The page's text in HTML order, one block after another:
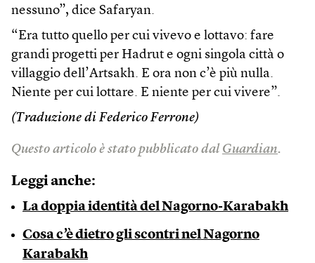
nessuno”, dice Safaryan.
“Era tutto quello per cui vivevo e lottavo: fare
grandi progetti per Hadrut e ogni singola città o
villaggio dell’Artsakh. E ora non c’è più nulla.
Niente per cui lottare. E niente per cui vivere”.
(Traduzione di Federico Ferrone)
Questo articolo è stato pubblicato dal Guardian.
Leggi anche:
La doppia identità del Nagorno-Karabakh
Cosa c’è dietro gli scontri nel Nagorno
Karabakh